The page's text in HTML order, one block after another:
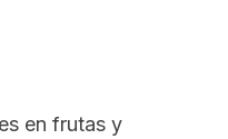
en frutas y